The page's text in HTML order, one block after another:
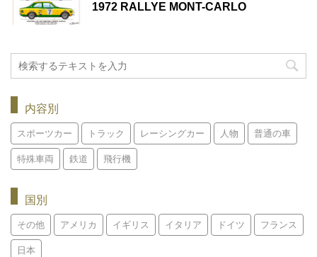
1972 RALLYE MONT-CARLO
内容別
スポーツカー トラック レーシングカー 人物 普通の車
特殊車両 鉄道 飛行機
国別
その他 アメリカ イギリス イタリア ドイツ フランス
日本